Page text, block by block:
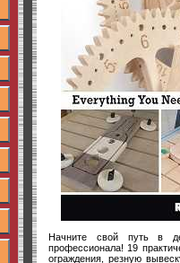
Начните свой путь в
профессионала! 19
ограждения, резную